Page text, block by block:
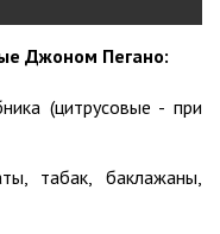
Джоном Пегано:
(цитрусовые - при
табак, баклажаны,